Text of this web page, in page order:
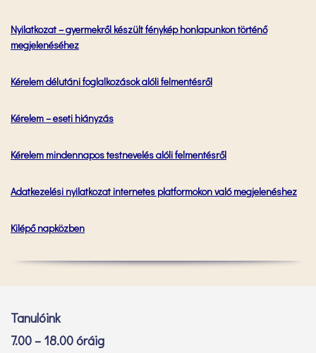
Nyilatkozat – gyermekről készült fénykép honlapunkon történő
megjelenéséhez
Kérelem délutáni foglalkozások alóli felmentésről
Kérelem – eseti hiányzás
Kérelem mindennapos testnevelés alóli felmentésről
Adatkezelési nyilatkozat internetes platformokon való megjelenéshez
Kilépő napközben
Tanulóink
7.00 – 18.00 óráig